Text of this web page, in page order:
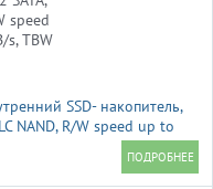
SSD- накопитель,
NAND, R/W speed up to